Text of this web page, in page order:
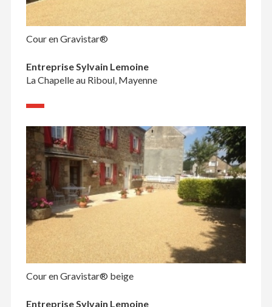
Cour en Gravistar®
Entreprise Sylvain Lemoine
La Chapelle au Riboul, Mayenne
Cour en Gravistar® beige
Entreprise Sylvain Lemoine